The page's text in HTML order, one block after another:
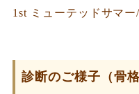
1st ミューテッドサマ
診断のご様子（骨格